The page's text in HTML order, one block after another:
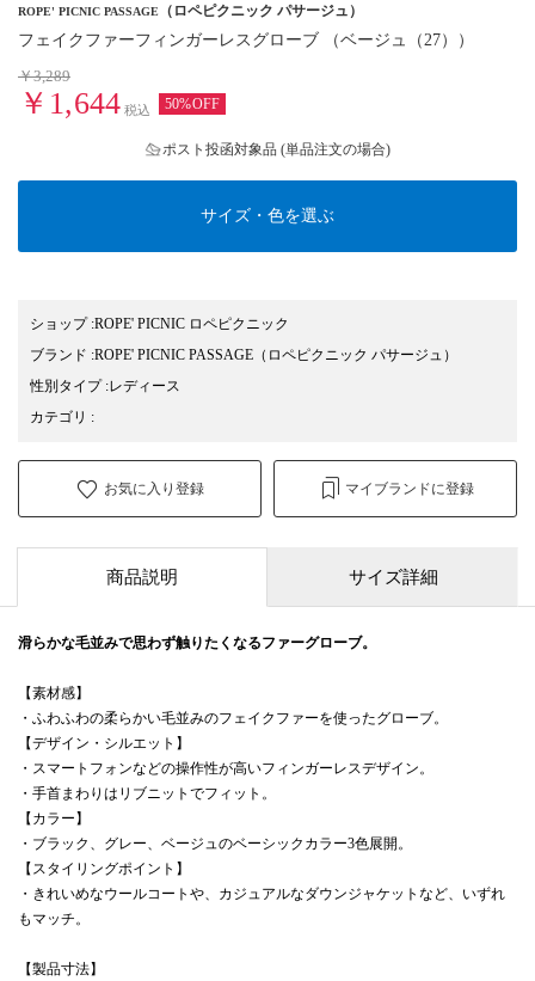
ROPE' PICNIC PASSAGE （ロペピクニック パサージュ）
フェイクファーフィンガーレスグローブ （ベージュ（27））
￥3,289
￥1,644 税込 50%OFF
ポスト投函対象品 (単品注文の場合)
サイズ・色を選ぶ
ショップ:ROPE' PICNIC ロペピクニック
ブランド :ROPE' PICNIC PASSAGE （ロペピクニック パサージュ）
性別タイプ:レディース
カテゴリ :
お気に入り登録 マイブランドに登録
商品説明 サイズ詳細
滑らかな毛並みで思わず触りたくなるファーグローブ。
【素材感】
・ふわふわの柔らかい毛並みのフェイクファーを使ったグローブ。
【デザイン・シルエット】
・スマートフォンなどの操作性が高いフィンガーレスデザイン。
・手首まわりはリブニットでフィット。
【カラー】
・ブラック、グレー、ベージュのベーシックカラー3色展開。
【スタイリングポイント】
・きれいめなウールコートや、カジュアルなダウンジャケットなど、いずれ
もマッチ。
【製品寸法】